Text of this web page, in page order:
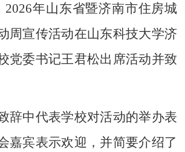
2026年山东省暨济南市住房城
周宣传活动在山东科技大学济
党委书记王君松出席活动并致
辞中代表学校对活动的举办表
嘉宾表示欢迎，并简要介绍了